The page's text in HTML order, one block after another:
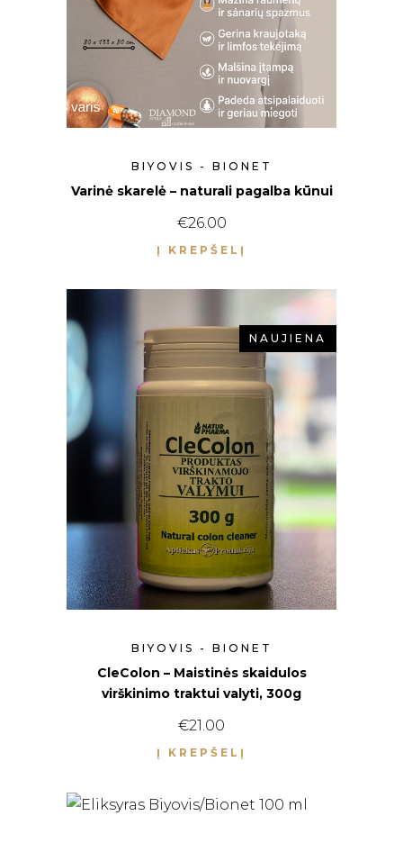
BIYOVIS - BIONET
Varinė skarelė – naturali pagalba kūnui
€26.00
Į KREPŠELĮ
NAUJIENA
BIYOVIS - BIONET
CleColon – Maistinės skaidulos
virškinimo traktui valyti, 300g
€21.00
Į KREPŠELĮ